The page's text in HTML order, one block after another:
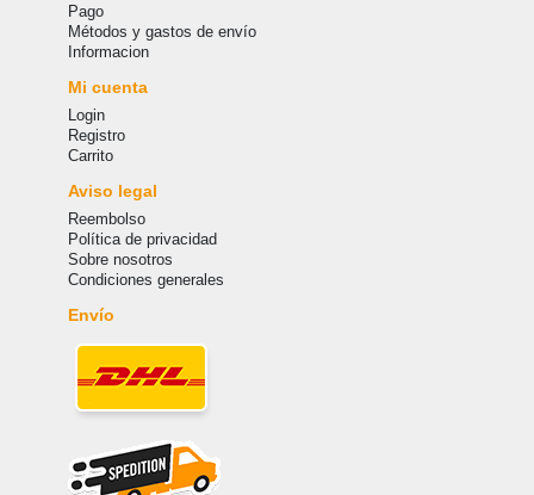
Pago
Métodos y gastos de envío
Informacion
Mi cuenta
Login
Registro
Carrito
Aviso legal
Reembolso
Política de privacidad
Sobre nosotros
Condiciones generales
Envío